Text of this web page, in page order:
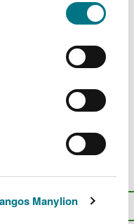
cyn i chi ddewis.
Manylion
Guilsford
2026
I fyny